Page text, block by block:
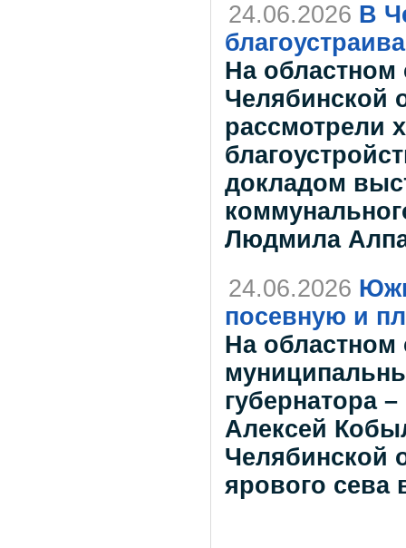
24.06.2026 В
На областном
Челябинской
рассмотрели
докладом
Людмила
24.06.2026
посевную и
На областном
губернатора
Алексей
Челябинской
ярового сева